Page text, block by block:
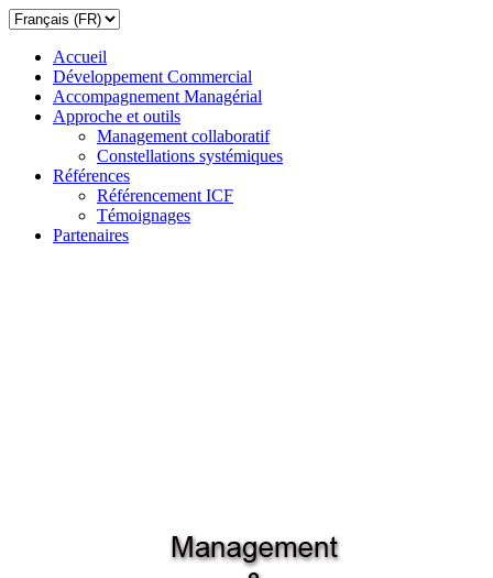
Accueil
Développement Commercial
Accompagnement Managérial
Approche et outils
Management collaboratif
Constellations systémiques
Références
Référencement ICF
Témoignages
Partenaires